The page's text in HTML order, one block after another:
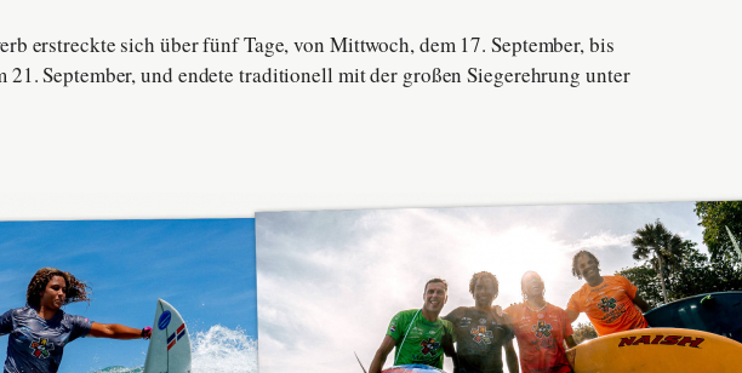
erstreckte sich über fünf Tage, von Mittwoch, dem 17. September, bis
21. September, und endete traditionell mit der großen Siegerehrung unter